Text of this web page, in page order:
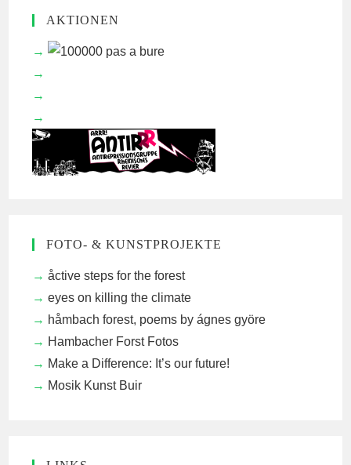
AKTIONEN
FOTO- & KUNSTPROJEKTE
åctive steps for the forest
eyes on killing the climate
håmbach forest, poems by ágnes györe
Hambacher Forst Fotos
Make a Difference: It’s our future!
Mosik Kunst Buir